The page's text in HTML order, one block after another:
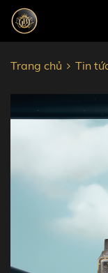
Trang chủ Tin